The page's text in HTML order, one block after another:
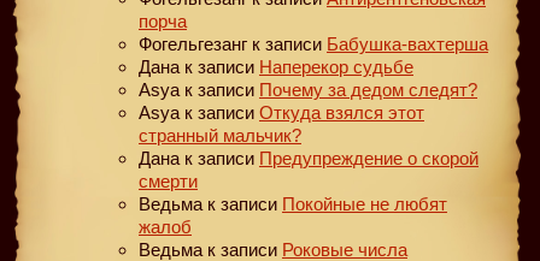
порча
Фогельгезанг к записи Бабушка-вахтерша
Дана к записи Наперекор судьбе
Asya к записи Почему за дедом следят?
Asya к записи Откуда взялся этот
странный мальчик?
Дана к записи Предупреждение о скорой
смерти
Ведьма к записи Покойные не любят
жалоб
Ведьма к записи Роковые числа